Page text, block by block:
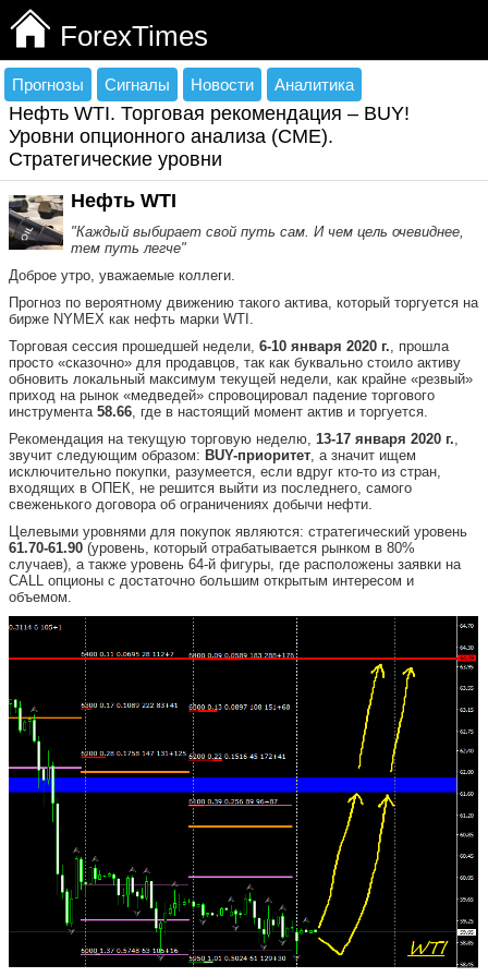
ForexTimes
Прогнозы Сигналы Новости Аналитика
Нефть WTI. Торговая рекомендация – BUY!
Уровни опционного анализа (СМЕ).
Стратегические уровни
Нефть WTI
"Каждый выбирает свой путь сам. И чем цель очевиднее,
тем путь легче"
Доброе утро, уважаемые коллеги.
Прогноз по вероятному движению такого актива, который торгуется на
бирже NYMEX как нефть марки WTI.
Торговая сессия прошедшей недели, 6-10 января 2020 г., прошла
просто «сказочно» для продавцов, так как буквально стоило активу
обновить локальный максимум текущей недели, как крайне «резвый»
приход на рынок «медведей» спровоцировал падение торгового
инструмента 58.66, где в настоящий момент актив и торгуется.
Рекомендация на текущую торговую неделю, 13-17 января 2020 г.,
звучит следующим образом: BUY-приоритет, а значит ищем
исключительно покупки, разумеется, если вдруг кто-то из стран,
входящих в ОПЕК, не решится выйти из последнего, самого
свеженького договора об ограничениях добычи нефти.
Целевыми уровнями для покупок являются: стратегический уровень
61.70-61.90 (уровень, который отрабатывается рынком в 80%
случаев), а также уровень 64-й фигуры, где расположены заявки на
CALL опционы с достаточно большим открытым интересом и
объемом.